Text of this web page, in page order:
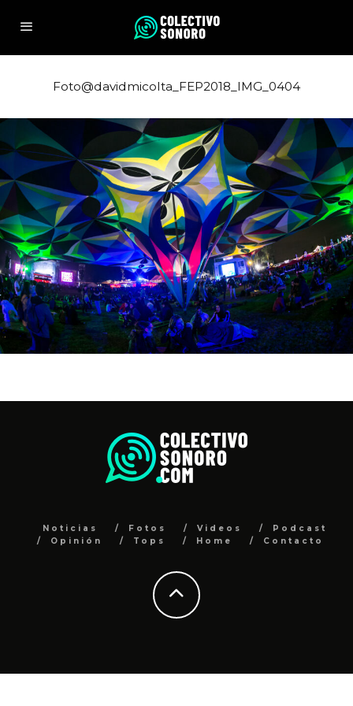
Foto@davidmicolta_FEP2018_IMG_0404
Noticias Fotos Videos
Podcast
Opinión
Tops Home Contacto